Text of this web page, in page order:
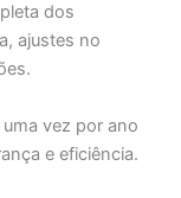
dos
ajustes no
vez por ano
e eficiência.